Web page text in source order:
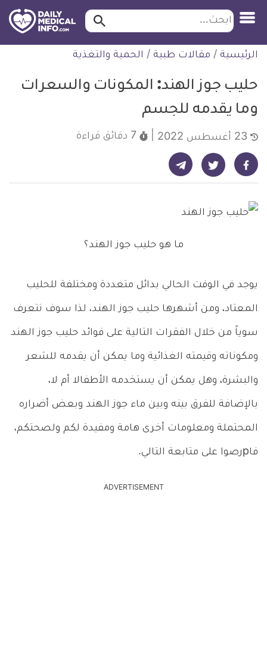
التخطي
للمحتوى
طبية
ابحث ابحث…
الرئيسية / مقالات طبية / الحمية والتغذية
حليب جوز الهند: المكونات والسعرات
وما يقدمه للجسم
7 دقائق قراءة
شارك على فيسبوك - ديلي ميديكال انفو شارك على تويتر - ديلي ميديكال انفو شارك على تيليجرام - ديلي ميديكال انفو
ما هو حليب جوز الهند؟
يوجد في الوفت الحالي بدائل متعددة ومختلفة للحليب
المعتاد، ومن أشهرها حليب جوز الهند، لذا سوف نتعرف
سوياً من خلال الفقرات التالية على فوائد حليب جوز الهند
ومكوناته وقيمته الغذائية وما يمكن أن يقدمه للشعر
والبشرة، وهل يمكن أن يستخدمه الأطفالا أم لا،
بالإضافة للفرق بينه وبين ماء جوز الهند وبعض أضراره
المحتملة ومعلومات أخرى هامة ومفيدة لكم ولصحتكم،
فاpرصوا على متابعة التالي.
ADVERTISEMENT